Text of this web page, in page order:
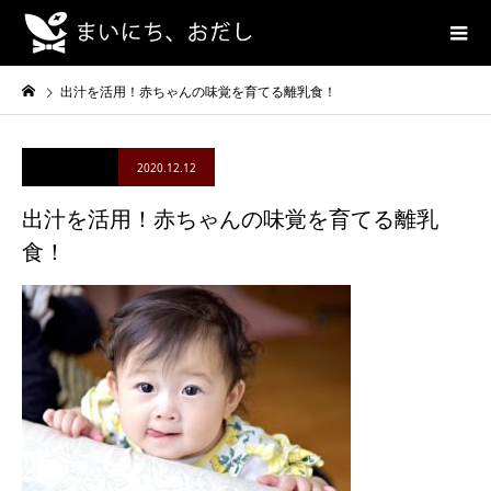
出汁を活用！赤ちゃんの味覚を育てる離乳食！
2020.12.12
出汁を活用！赤ちゃんの味覚を育てる離乳
食！